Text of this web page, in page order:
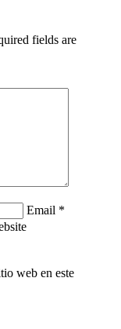
fields are
Email *
web en este